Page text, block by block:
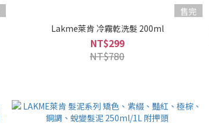
售完
Lakme萊肯 冷霧乾洗髮 200ml
NT$299
NT$780